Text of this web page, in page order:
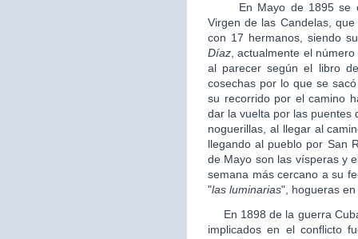
En Mayo de 1895 se
Virgen de las Candelas,
con 17 hermanos, siendo
Díaz , actualmente el
al parecer según el libro
cosechas por lo que se
su recorrido por el camino
dar la vuelta por las puentes
noguerillas, al llegar al
llegando al pueblo por San
de Mayo son las vísperas y
semana más cercano a su
"las luminarias", hogueras
En 1898 de la guerra
implicados en el conflicto